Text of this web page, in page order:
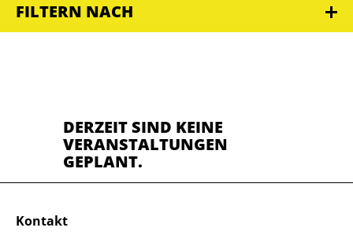
FILTERN NACH
DERZEIT SIND KEINE
VERANSTALTUNGEN
GEPLANT.
Kontakt